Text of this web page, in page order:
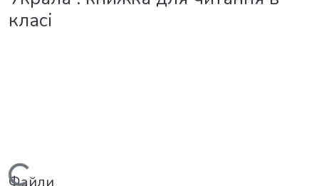
класі
Файли